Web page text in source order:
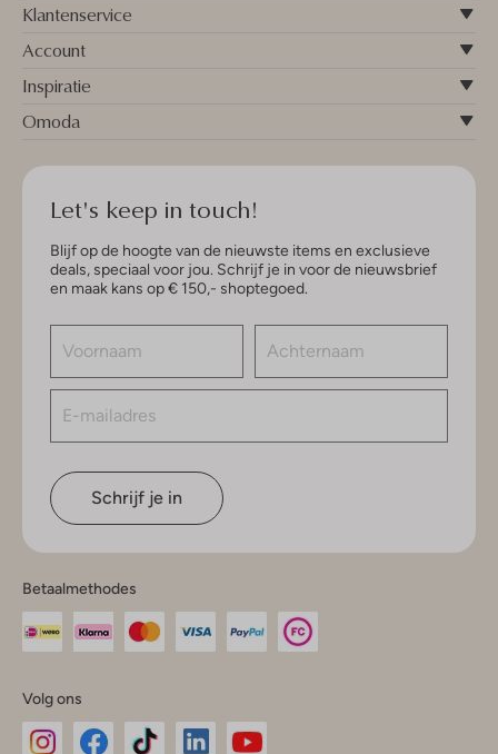
Klantenservice
Account
Inspiratie
Omoda
Let's keep in touch!
Blijf op de hoogte van de nieuwste items en exclusieve
deals, speciaal voor jou. Schrijf je in voor de nieuwsbrief
en maak kans op € 150,- shoptegoed.
Schrijf je in
Betaalmethodes
Volg ons